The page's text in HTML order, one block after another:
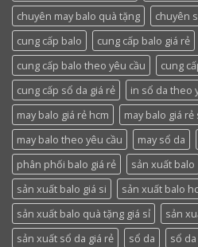
chuyên may balo quà tặng
chuyên
cung cấp balo
cung cấp balo giá rẻ
cung cấp balo theo yêu cầu
cung
cung cấp sổ da giá rẻ
in sổ da theo
may balo giá rẻ hcm
may balo giá rẻ
may balo theo yêu cầu
may sổ da
phân phối balo giá rẻ
sản xuất balo
sản xuất balo giá si
sản xuất balo
sản xuất balo quà tặng giá sỉ
sản
sản xuất sổ da giá rẻ
sổ da sổ